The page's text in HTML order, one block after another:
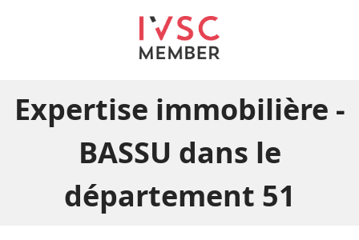
Expertise immobilière -
BASSU dans le
département 51